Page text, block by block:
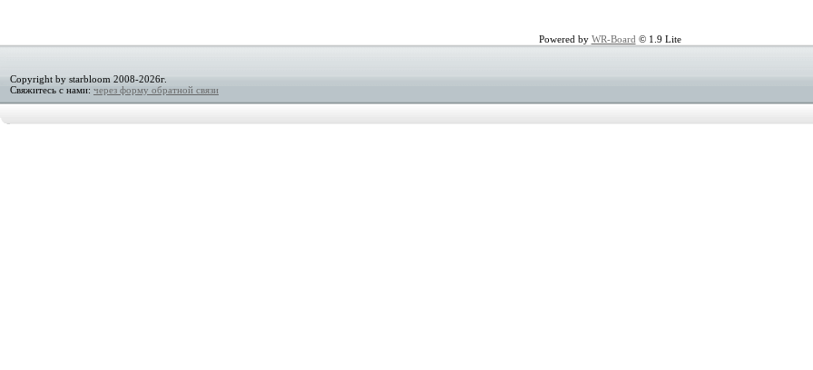
Powered by WR-Board © 1.9 Lite
Copyright by starbloom 2008-2026г.
Свяжитесь с нами: через форму обратной связи